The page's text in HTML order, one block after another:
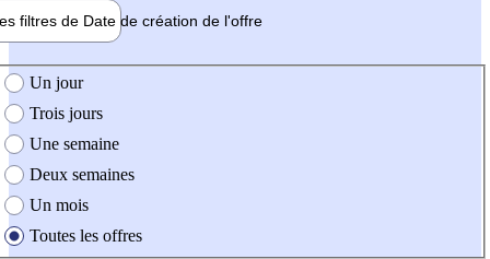
filtres de Date de création de l'offre
création de l'offre
Un jour
Trois jours
Une semaine
Deux semaines
Un mois
Toutes les offres